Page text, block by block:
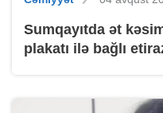
Sumqayıtda ət
plakatı ilə bağlı